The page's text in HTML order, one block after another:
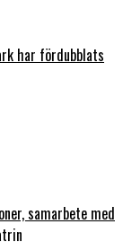
har fördubblats
samarbete med